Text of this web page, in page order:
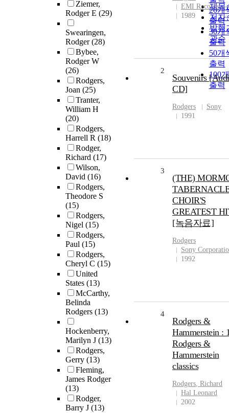
Ziemer,
Rodger E (29)
Swearingen,
Rodger(28)
Bybee,
Rodger W
(26)
Rodgers,
Joan (25)
Tranter,
William H
(20)
Rodgers,
Harrell R (18)
Rodger,
Richard (17)
Wilson,
David (16)
Rodgers,
Theodore S
(15)
Rodgers,
Nigel (15)
Rodgers,
Paul (15)
Rodgers,
Cheryl C (15)
United
States (13)
McCarthy,
Belinda
Rodgers (13)
Hockenberry,
Marilyn J (13)
Rodgers,
Gerry (13)
Fleming,
James Rodger
(13)
Rodger,
Barry J (13)
제목
저자
발행
관순
20개
출력
30개
출력
50개
출력
100
출력
EMI Records
1989
2
Souvenirs
CD]
Rodgers
Sony
1991
3
(THE)
CHOIR'S
GREATEST
[녹음자료]
Rodgers
Sony
1992
4
Rodgers &
Hammerstein :
Rodgers &
Hammerstein
classics
Rodgers, Richard
Hal Leonard
2002